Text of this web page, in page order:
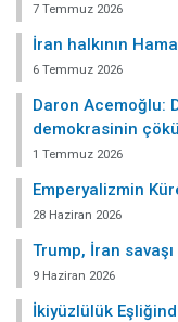
7 Temmuz 2026
İran halkının
6 Temmuz 2026
Daron Acemoğlu:
demokrasinin
1 Temmuz 2026
Emperyalizmin
28 Haziran 2026
Trump, İran
9 Haziran 2026
İkiyüzlülük